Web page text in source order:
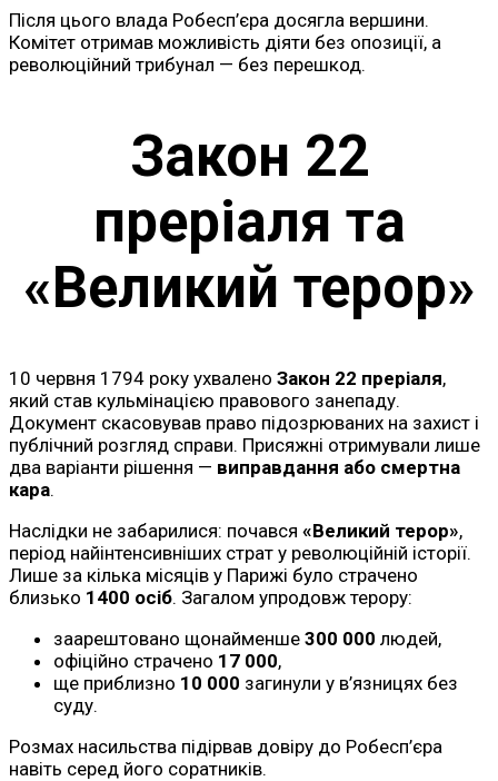
Після цього влада Робесп’єра досягла вершини.
Комітет отримав можливість діяти без опозиції, а
революційний трибунал — без перешкод.
Закон 22
преріаля та
«Великий терор»
10 червня 1794 року ухвалено Закон 22 преріаля,
який став кульмінацією правового занепаду.
Документ скасовував право підозрюваних на захист і
публічний розгляд справи. Присяжні отримували лише
два варіанти рішення — виправдання або смертна
кара.
Наслідки не забарилися: почався «Великий терор»,
період найінтенсивніших страт у революційній історії.
Лише за кілька місяців у Парижі було страчено
близько 1400 осіб. Загалом упродовж терору:
заарештовано щонайменше 300 000 людей,
офіційно страчено 17 000,
ще приблизно 10 000 загинули у в’язницях без
суду.
Розмах насильства підірвав довіру до Робесп’єра
навіть серед його соратників.